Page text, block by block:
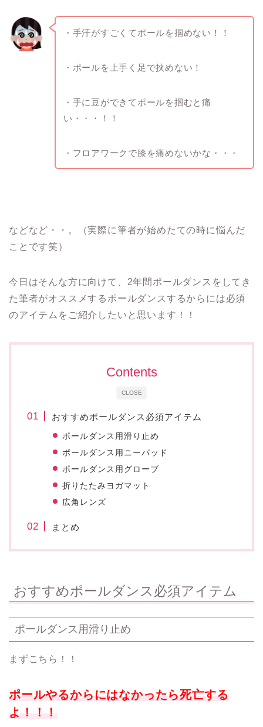
・手汗がすごくてポールを掴めない！！
・ポールを上手く足で挟めない！
・手に豆ができてポールを掴むと痛
い・・・！！
・フロアワークで膝を痛めないかな・・・
などなど・・。（実際に筆者が始めたての時に悩んだ
ことです笑）
今日はそんな方に向けて、2年間ポールダンスをしてき
た筆者がオススメするポールダンスするからには必須
のアイテムをご紹介したいと思います！！
CLOSE
Contents
おすすめポールダンス必須アイテム
ポールダンス用滑り止め
ポールダンス用ニーパッド
ポールダンス用グローブ
折りたたみヨガマット
広角レンズ
まとめ
おすすめポールダンス必須アイテム
ポールダンス用滑り止め
まずこちら！！
ポールやるからにはなかったら死亡する
よ！！！